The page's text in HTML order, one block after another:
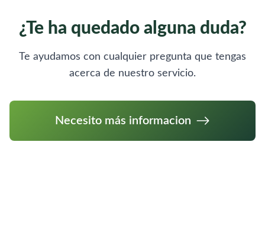
¿Te ha quedado alguna duda?
Te ayudamos con cualquier pregunta que tengas
acerca de nuestro servicio.
Necesito más informacion